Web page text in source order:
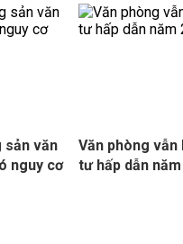
sản văn
nguy cơ
Văn phòng vẫn
tư hấp dẫn